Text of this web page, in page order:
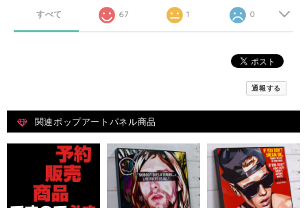
すべて 67 1 0
通報する
関連ポップアートパネル商品